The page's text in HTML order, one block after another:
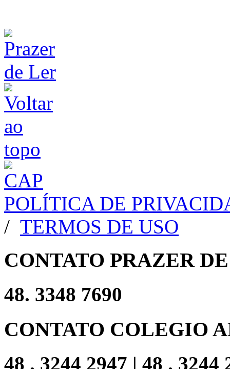
POLÍTICA DE
/ TERMOS DE USO
CONTATO PRAZER
48. 3348 7690
CONTATO COLEGIO
48 . 3244 2947 | 48 . 3244